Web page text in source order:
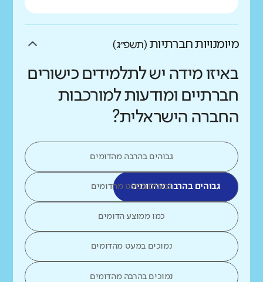
מיומנויות חברתיות (תשפ״ג)
באיזו מידה יש לתלמידים כישורים
חברתיים ומודעות למורכבות
החברה הישראלית?
גבוהים בהרבה מהדומים
גבוהים בהרבה מהדומיםגבוהים במעט מהדומים
כמו ממוצע הדומים
נמוכים במעט מהדומים
נמוכים בהרבה מהדומים